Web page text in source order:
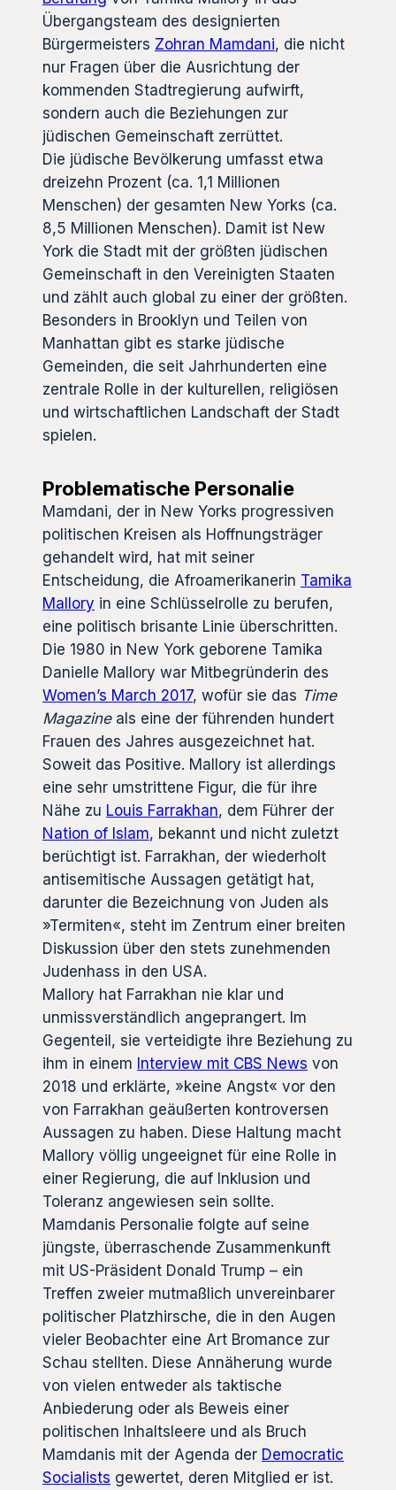
Übergangsteam des designierten
Bürgermeisters Zohran Mamdani, die nicht
nur Fragen über die Ausrichtung der
kommenden Stadtregierung aufwirft,
sondern auch die Beziehungen zur
jüdischen Gemeinschaft zerrüttet.
Die jüdische Bevölkerung umfasst etwa
dreizehn Prozent (ca. 1,1 Millionen
Menschen) der gesamten New Yorks (ca.
8,5 Millionen Menschen). Damit ist New
York die Stadt mit der größten jüdischen
Gemeinschaft in den Vereinigten Staaten
und zählt auch global zu einer der größten.
Besonders in Brooklyn und Teilen von
Manhattan gibt es starke jüdische
Gemeinden, die seit Jahrhunderten eine
zentrale Rolle in der kulturellen, religiösen
und wirtschaftlichen Landschaft der Stadt
spielen.
Problematische Personalie
Mamdani, der in New Yorks progressiven
politischen Kreisen als Hoffnungsträger
gehandelt wird, hat mit seiner
Entscheidung, die Afroamerikanerin Tamika
Mallory in eine Schlüsselrolle zu berufen,
eine politisch brisante Linie überschritten.
Die 1980 in New York geborene Tamika
Danielle Mallory war Mitbegründerin des
Women’s March 2017, wofür sie das Time
Magazineals eine der führenden hundert
Frauen des Jahres ausgezeichnet hat.
Soweit das Positive. Mallory ist allerdings
eine sehr umstrittene Figur, die für ihre
Nähe zu Louis Farrakhan, dem Führer der
Nation of Islam, bekannt und nicht zuletzt
berüchtigt ist. Farrakhan, der wiederholt
antisemitische Aussagen getätigt hat,
darunter die Bezeichnung von Juden als
»Termiten«, steht im Zentrum einer breiten
Diskussion über den stets zunehmenden
Judenhass in den USA.
Mallory hat Farrakhan nie klar und
unmissverständlich angeprangert. Im
Gegenteil, sie verteidigte ihre Beziehung zu
ihm in einem Interview mit CBS News von
2018 und erklärte, »keine Angst« vor den
von Farrakhan geäußerten kontroversen
Aussagen zu haben. Diese Haltung macht
Mallory völlig ungeeignet für eine Rolle in
einer Regierung, die auf Inklusion und
Toleranz angewiesen sein sollte.
Mamdanis Personalie folgte auf seine
jüngste, überraschende Zusammenkunft
mit US-Präsident Donald Trump – ein
Treffen zweier mutmaßlich unvereinbarer
politischer Platzhirsche, die in den Augen
vieler Beobachter eine Art Bromance zur
Schau stellten. Diese Annäherung wurde
von vielen entweder als taktische
Anbiederung oder als Beweis einer
politischen Inhaltsleere und als Bruch
Mamdanis mit der Agenda der Democratic
Socialists gewertet, deren Mitglied er ist.